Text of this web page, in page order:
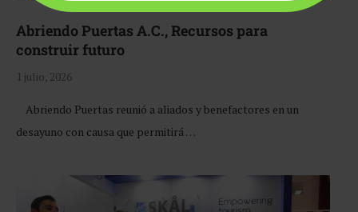
Abriendo Puertas A.C., Recursos para
construir futuro
1 julio, 2026
Abriendo Puertas reunió a aliados y benefactores en un
desayuno con causa que permitirá …